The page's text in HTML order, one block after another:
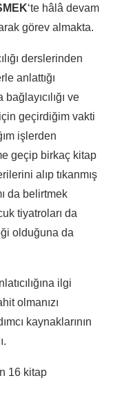
‘te hâlâ devam
görev almakta.
derslerinden
anlattığı
ve
geçirdiğim vakti
işlerden
geçip birkaç kitap
alıp tıkanmış
da belirtmek
tiyatroları da
olduğuna da
ilgi
olmanızı
kaynaklarının
16 kitap